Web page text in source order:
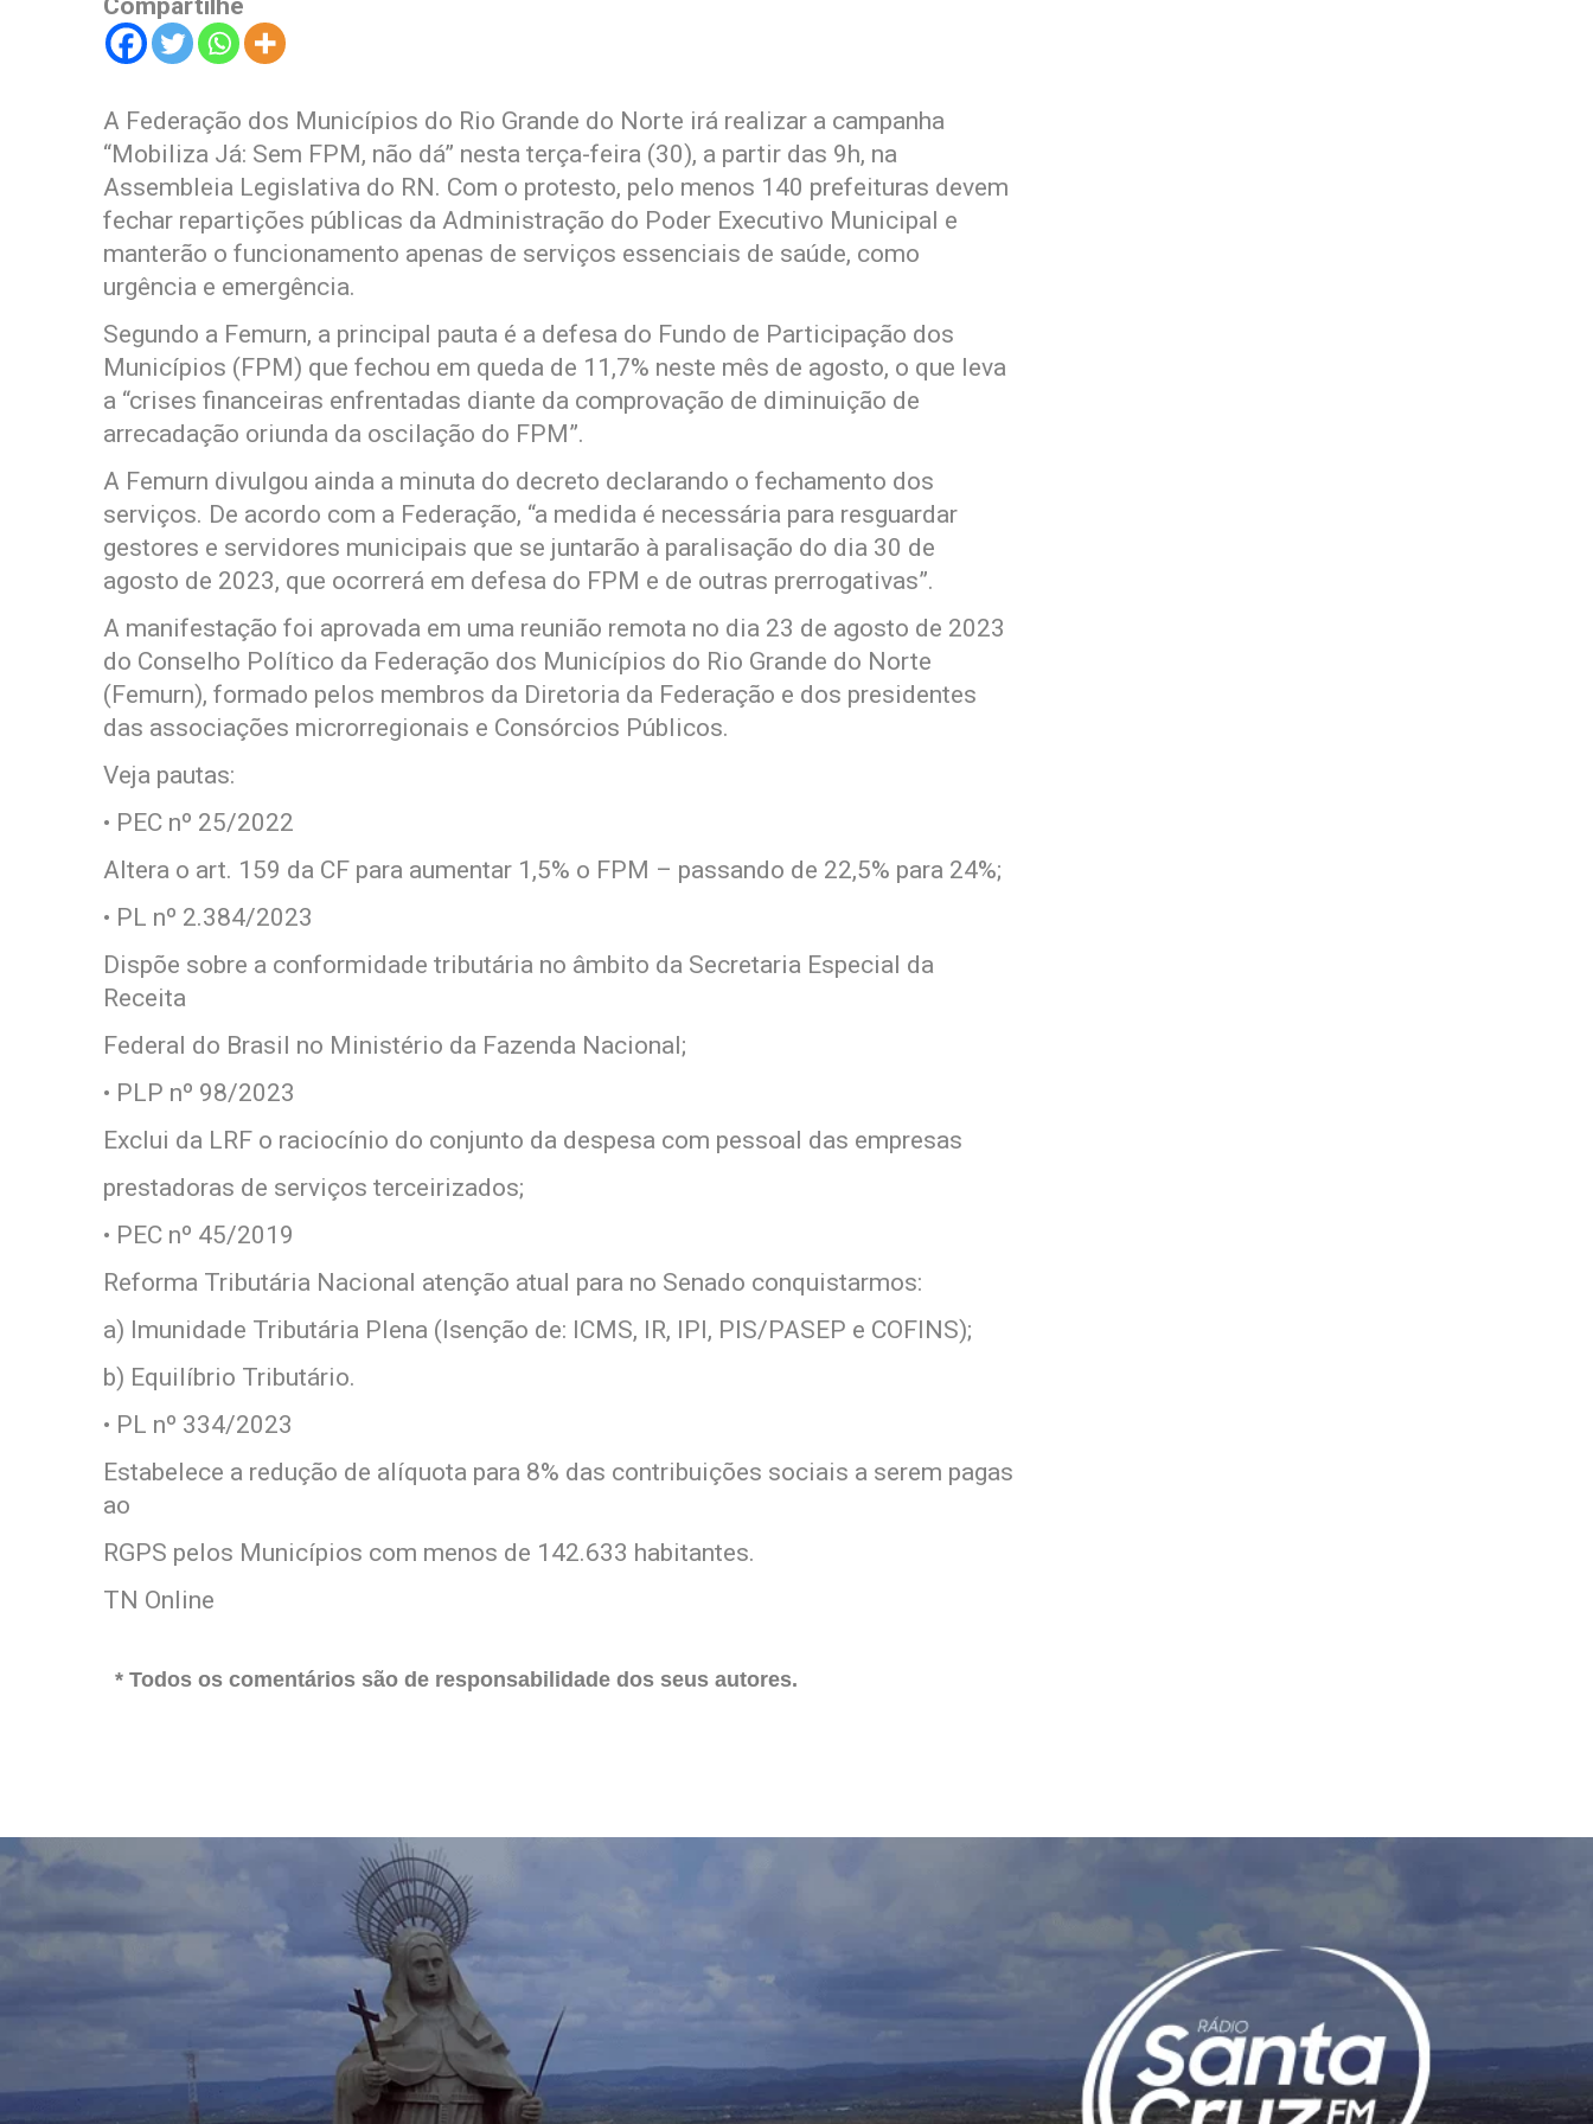
Compartilhe
A Federação dos Municípios do Rio Grande do Norte irá realizar a campanha
“Mobiliza Já: Sem FPM, não dá” nesta terça-feira (30), a partir das 9h, na
Assembleia Legislativa do RN. Com o protesto, pelo menos 140 prefeituras devem
fechar repartições públicas da Administração do Poder Executivo Municipal e
manterão o funcionamento apenas de serviços essenciais de saúde, como
urgência e emergência.
Segundo a Femurn, a principal pauta é a defesa do Fundo de Participação dos
Municípios (FPM) que fechou em queda de 11,7% neste mês de agosto, o que leva
a “crises financeiras enfrentadas diante da comprovação de diminuição de
arrecadação oriunda da oscilação do FPM”.
A Femurn divulgou ainda a minuta do decreto declarando o fechamento dos
serviços. De acordo com a Federação, “a medida é necessária para resguardar
gestores e servidores municipais que se juntarão à paralisação do dia 30 de
agosto de 2023, que ocorrerá em defesa do FPM e de outras prerrogativas”.
A manifestação foi aprovada em uma reunião remota no dia 23 de agosto de 2023
do Conselho Político da Federação dos Municípios do Rio Grande do Norte
(Femurn), formado pelos membros da Diretoria da Federação e dos presidentes
das associações microrregionais e Consórcios Públicos.
Veja pautas:
• PEC nº 25/2022
Altera o art. 159 da CF para aumentar 1,5% o FPM – passando de 22,5% para 24%;
• PL nº 2.384/2023
Dispõe sobre a conformidade tributária no âmbito da Secretaria Especial da
Receita
Federal do Brasil no Ministério da Fazenda Nacional;
• PLP nº 98/2023
Exclui da LRF o raciocínio do conjunto da despesa com pessoal das empresas
prestadoras de serviços terceirizados;
• PEC nº 45/2019
Reforma Tributária Nacional atenção atual para no Senado conquistarmos:
a) Imunidade Tributária Plena (Isenção de: ICMS, IR, IPI, PIS/PASEP e COFINS);
b) Equilíbrio Tributário.
• PL nº 334/2023
Estabelece a redução de alíquota para 8% das contribuições sociais a serem pagas
ao
RGPS pelos Municípios com menos de 142.633 habitantes.
TN Online
* Todos os comentários são de responsabilidade dos seus autores.